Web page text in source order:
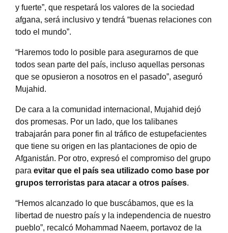
y fuerte”, que respetará los valores de la sociedad
afgana, será inclusivo y tendrá “buenas relaciones con
todo el mundo”.
“Haremos todo lo posible para asegurarnos de que
todos sean parte del país, incluso aquellas personas
que se opusieron a nosotros en el pasado”, aseguró
Mujahid.
De cara a la comunidad internacional, Mujahid dejó
dos promesas. Por un lado, que los talibanes
trabajarán para poner fin al tráfico de estupefacientes
que tiene su origen en las plantaciones de opio de
Afganistán. Por otro, expresó el compromiso del grupo
para evitar que el país sea utilizado como base por
grupos terroristas para atacar a otros países.
“Hemos alcanzado lo que buscábamos, que es la
libertad de nuestro país y la independencia de nuestro
pueblo”, recalcó Mohammad Naeem, portavoz de la